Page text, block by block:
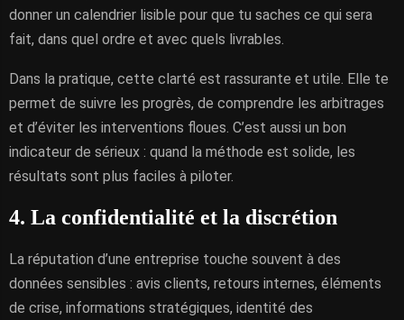
donner un calendrier lisible pour que tu saches ce qui sera
fait, dans quel ordre et avec quels livrables.
Dans la pratique, cette clarté est rassurante et utile. Elle te
permet de suivre les progrès, de comprendre les arbitrages
et d’éviter les interventions floues. C’est aussi un bon
indicateur de sérieux : quand la méthode est solide, les
résultats sont plus faciles à piloter.
4. La confidentialité et la discrétion
La réputation d’une entreprise touche souvent à des
données sensibles : avis clients, retours internes, éléments
de crise, informations stratégiques, identité des